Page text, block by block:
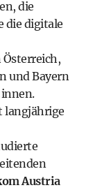
die
die digitale
und Bayern
langjährige
Austria